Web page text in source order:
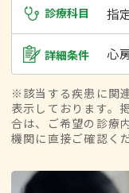
診療科目 指
詳細条件 心
※該当する疾患に関
表示しております。
合は、ご希望の診療
機関に直接ご確認く